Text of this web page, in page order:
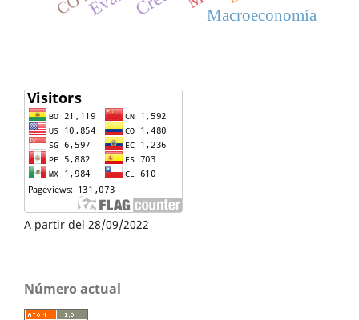
Macroeconomía
A partir del 28/09/2022
Número actual